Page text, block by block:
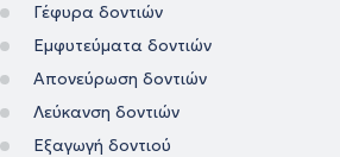
Γέφυρα δοντιών
Εμφυτεύματα δοντιών
Απονεύρωση δοντιών
Λεύκανση δοντιών
Εξαγωγή δοντιού